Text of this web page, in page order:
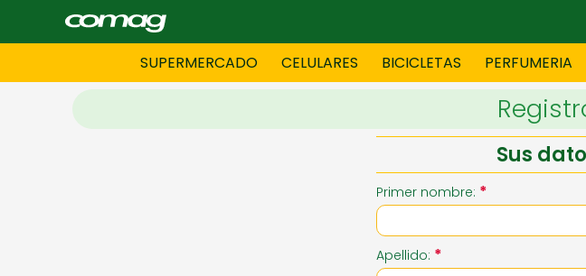
SUPERMERCADO CELULARES BICICLETAS PERFUMERIA
BICICLETAS Sus
Primer nombre: *
Apellido: *